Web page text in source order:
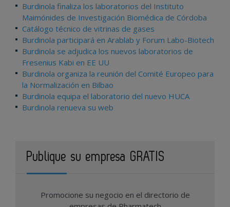
Burdinola finaliza los laboratorios del Instituto
Maimónides de Investigación Biomédica de Córdoba
Catálogo técnico de vitrinas de gases
Burdinola participará en Arablab y Forum Labo-Biotech
Burdinola se adjudica los nuevos laboratorios de
Fresenius Kabi en EE UU
Burdinola organiza la reunión del Comité Europeo para
la Normalización en Bilbao
Burdinola equipa el laboratorio del nuevo HUCA
Burdinola renueva su web
Publique su empresa GRATIS
Promocione su negocio en el directorio de